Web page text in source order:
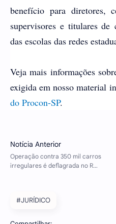
benefíciopara diretores,
supervisores e titulares de
das escolas das redes
Veja mais informações
exigida em nosso material
do Procon-SP.
#JURÍDICO